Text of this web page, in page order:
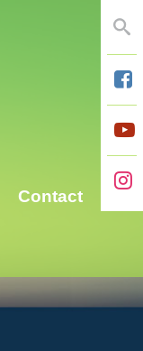
Contact